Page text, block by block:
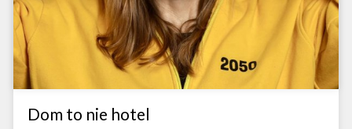
Dom to nie hotel